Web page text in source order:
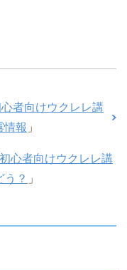
者向けウクレレ講
情報 」
心者向けウクレレ講
う？ 」